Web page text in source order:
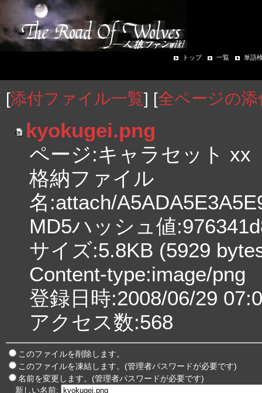
トップ 一覧 単語
[添付ファイル一覧] [全ページの
kyokugei.png
ページ:キャラセット xx
格納ファイル
名:attach/
MD5ハッシュ値
サイズ:5.8KB (5929
Content-type:image/png
登録日時:2008/06/29
アクセス数:568
このファイルを削除します。
このファイルを凍結します。(管理者パスワードが必要です)
名前を変更します。(管理者パスワードが必要です)
新しい名前: